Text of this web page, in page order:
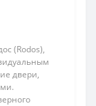
(Rodos),
двери,